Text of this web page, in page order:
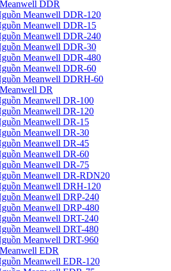
DDR
Meanwell DDR-120
Meanwell DDR-15
Meanwell DDR-240
Meanwell DDR-30
Meanwell DDR-480
Meanwell DDR-60
Meanwell DDRH-60
DR
Meanwell DR-100
Meanwell DR-120
Meanwell DR-15
Meanwell DR-30
Meanwell DR-45
Meanwell DR-60
Meanwell DR-75
Meanwell DR-RDN20
Meanwell DRH-120
Meanwell DRP-240
Meanwell DRP-480
Meanwell DRT-240
Meanwell DRT-480
Meanwell DRT-960
EDR
Meanwell EDR-120